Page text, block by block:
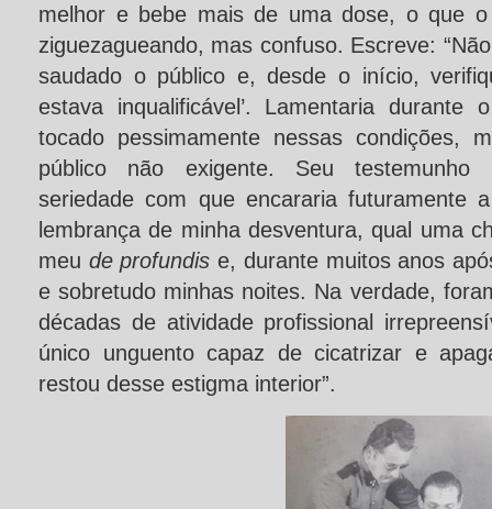
melhor e bebe mais de uma dose, o que
ziguezagueando, mas confuso. Escreve:
saudado o público e, desde o início,
estava inqualificável’. Lamentaria
tocado pessimamente nessas condições,
público não exigente. Seu
seriedade com que encararia futuramente
lembrança de minha desventura, qual uma
meu de profundis e, durante muitos anos
e sobretudo minhas noites. Na verdade,
décadas de atividade profissional
único unguento capaz de cicatrizar e
restou desse estigma interior”.